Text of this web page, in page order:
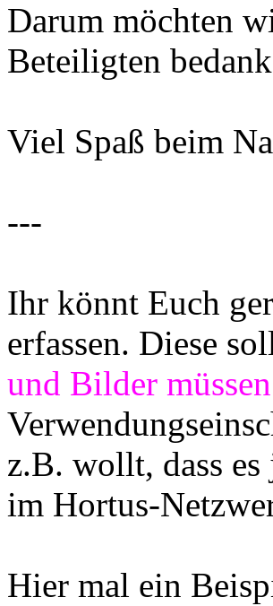
Darum möchten
Beteiligten
Viel Spaß beim
---
Ihr könnt Euch
erfassen. Diese
und Bilder
z.B. wollt, dass
im Hortus-
Hier mal ein